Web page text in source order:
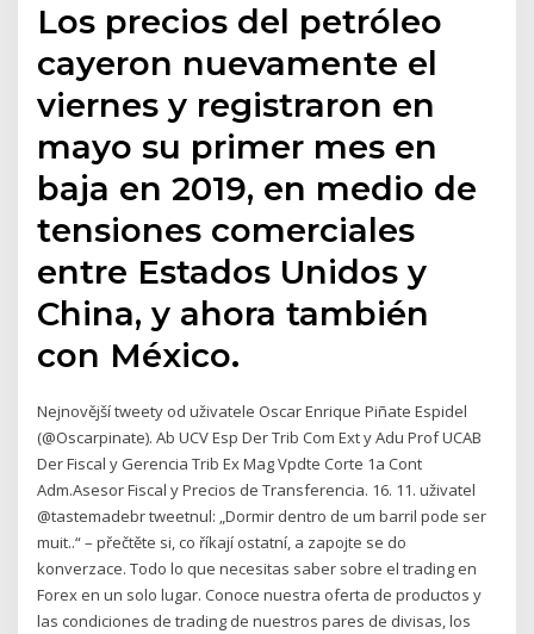
Los precios del petróleo
cayeron nuevamente el
viernes y registraron en
mayo su primer mes en
baja en 2019, en medio de
tensiones comerciales
entre Estados Unidos y
China, y ahora también
con México.
Nejnovější tweety od uživatele Oscar Enrique Piñate Espidel
(@Oscarpinate). Ab UCV Esp Der Trib Com Ext y Adu Prof UCAB
Der Fiscal y Gerencia Trib Ex Mag Vpdte Corte 1a Cont
Adm.Asesor Fiscal y Precios de Transferencia. 16. 11. uživatel
@tastemadebr tweetnul: „Dormir dentro de um barril pode ser
muit..“ – přečtěte si, co říkají ostatní, a zapojte se do
konverzace. Todo lo que necesitas saber sobre el trading en
Forex en un solo lugar. Conoce nuestra oferta de productos y
las condiciones de trading de nuestros pares de divisas, los